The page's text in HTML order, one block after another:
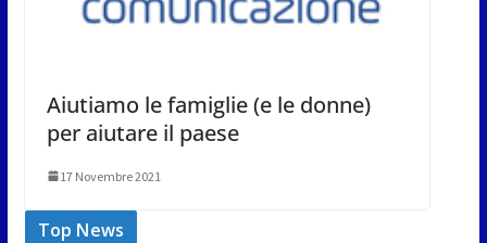
Aiutiamo le famiglie (e le donne)
per aiutare il paese
17 Novembre 2021
Top News